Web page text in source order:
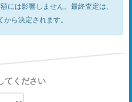
には影響しません。 最終査定は、
ら決定されます。
てください